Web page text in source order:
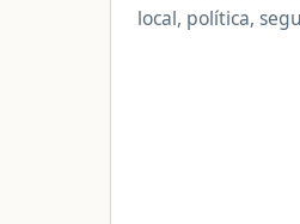
local, política,